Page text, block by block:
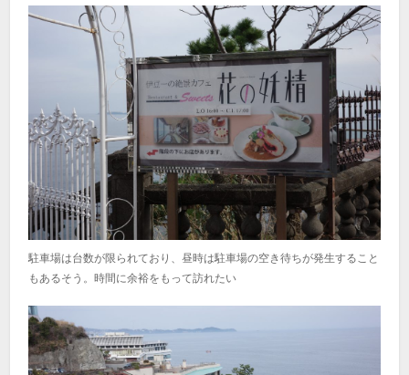
駐車場は台数が限られており、昼時は駐車場の空き待ちが発生すること
もあるそう。時間に余裕をもって訪れたい